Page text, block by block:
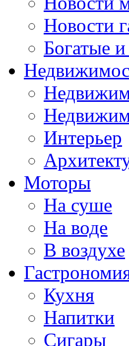
Новости
Богатые
Интерьер
Моторы
На суше
На воде
В воздухе
Кухня
Напитки
Сигары